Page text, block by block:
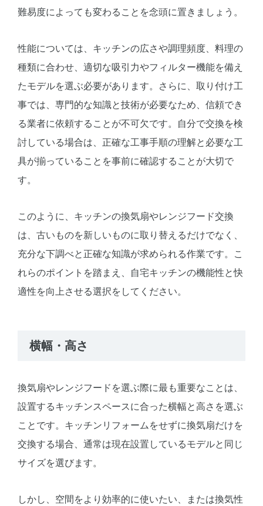
難易度によっても変わることを念頭に置きましょう。
性能については、キッチンの広さや調理頻度、料理の
種類に合わせ、適切な吸引力やフィルター機能を備え
たモデルを選ぶ必要があります。さらに、取り付け工
事では、専門的な知識と技術が必要なため、信頼でき
る業者に依頼することが不可欠です。自分で交換を検
討している場合は、正確な工事手順の理解と必要な工
具が揃っていることを事前に確認することが大切で
す。
このように、キッチンの換気扇やレンジフード交換
は、古いものを新しいものに取り替えるだけでなく、
充分な下調べと正確な知識が求められる作業です。こ
れらのポイントを踏まえ、自宅キッチンの機能性と快
適性を向上させる選択をしてください。
横幅・高さ
換気扇やレンジフードを選ぶ際に最も重要なことは、
設置するキッチンスペースに合った横幅と高さを選ぶ
ことです。キッチンリフォームをせずに換気扇だけを
交換する場合、通常は現在設置しているモデルと同じ
サイズを選びます。
しかし、空間をより効率的に使いたい、または換気性